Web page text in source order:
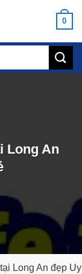
0
Long An
Long An đẹp Uy